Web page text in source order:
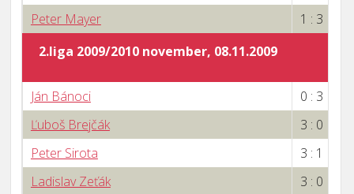
Peter Mayer
1 : 3
2.liga 2009/2010 november, 08.11.2009
Ján Bánoci
0 : 3
Ľuboš Brejčák
3 : 0
Peter Sirota
3 : 1
Ladislav Zeťák
3 : 0